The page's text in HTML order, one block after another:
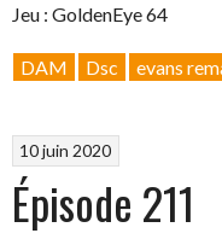
Jeu : GoldenEye 64
DAM Dsc evans
10 juin 2020
Épisode 211